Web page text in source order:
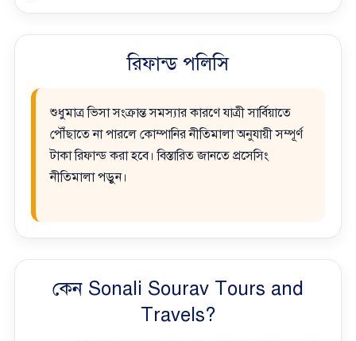
রিফান্ড পলিসি
শুধুমাত্র ভিসা সংক্রান্ত সমস্যার কারণে যাত্রী সার্বিয়াতে
পৌঁছাতে না পারলে কোম্পানির নীতিমালা অনুযায়ী সম্পূর্ণ
টাকা রিফান্ড করা হবে। বিস্তারিত জানতে প্রসেসিং
নীতিমালা পড়ুন।
কেন Sonali Sourav Tours and
Travels?